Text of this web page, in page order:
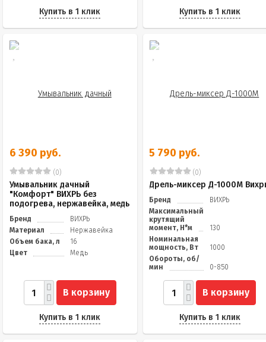
Купить в 1 клик Купить в 1 клик
6 390 руб.
(0)
Умывальник дачный
"Комфорт" ВИХРЬ без
подогрева, нержавейка, медь
Бренд
ВИХРЬ
Материал
Нержавейка
Объем бака, л
16
Цвет
Медь
В корзину
Купить в 1 клик
5 790 руб.
(0)
Дрель-миксер Д-1000М
Бренд
ВИХРЬ
Максимальный
крутящий
момент, Н*м
130
Номинальная
мощность, Вт
1000
Обороты, об/
мин
0-850
В корзину
Купить в 1 клик